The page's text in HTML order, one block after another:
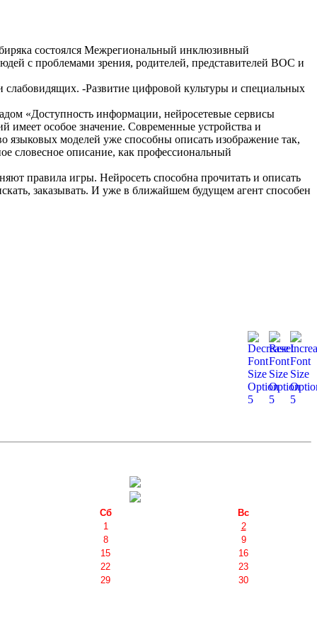
состоялся Межрегиональный инклюзивный
с проблемами зрения, родителей, представителей ВОС и
-Развитие цифровой культуры и специальных
«Доступность информации, нейросетевые сервисы
имеет особое значение. Современные устройства и
моделей уже способны описать изображение так,
словесное описание, как профессиональный
правила игры. Нейросеть способна прочитать и описать
заказывать. И уже в ближайшем будущем агент способен
Сб
Вс
1
2
8
9
15
16
22
23
29
30